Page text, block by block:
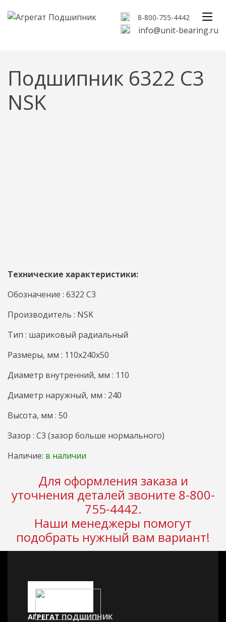
8-800-755-4442
info@unit-bearing.ru
Подшипник 6322 C3
NSK
Технические характеристики:
Обозначение : 6322 C3
Производитель : NSK
Тип : шариковый радиальный
Размеры, мм : 110x240x50
Диаметр внутренний, мм : 110
Диаметр наружный, мм : 240
Высота, мм : 50
Зазор : C3 (зазор больше нормального)
Наличие: в наличии
Для оформления заказа и
уточнения деталей звоните 8-800-
755-4442.
Наши менеджеры помогут
подобрать нужный вам вариант!
АГРЕГАТ ПОДШИПНИК